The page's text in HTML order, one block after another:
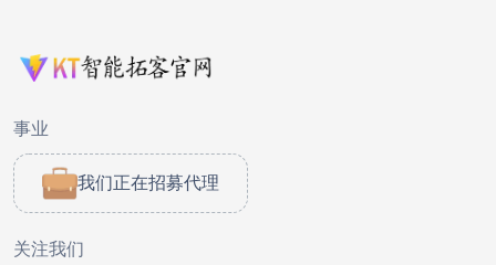
事业
我们正在招募代理
关注我们